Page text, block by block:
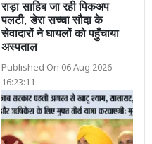
राड़ा साहिब जा रही पिकअप
पलटी, डेरा सच्चा सौदा के
सेवादारों ने घायलों को पहुँचाया
अस्पताल
Published On 06 Aug 2026
16:23:11